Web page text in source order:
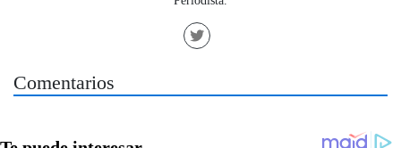
Comentarios